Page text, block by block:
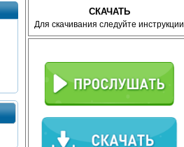
СКАЧАТЬ
Для скачивания следуйте инструкции